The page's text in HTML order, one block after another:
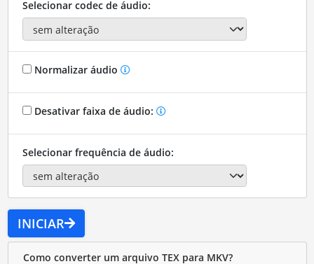
Selecionar codec de áudio:
Normalizar áudio
Desativar faixa de áudio:
Selecionar frequência de áudio:
INICIAR
Como converter um arquivo TEX para MKV?